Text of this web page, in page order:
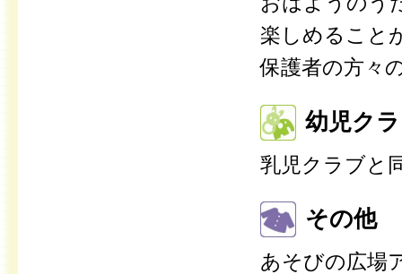
楽しめること
保護者の方々
幼児ク
乳児クラブと
その他
あそびの広場